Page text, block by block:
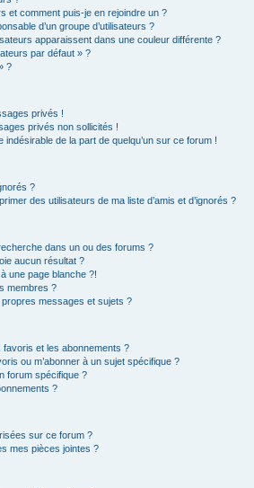
et comment puis-je en rejoindre un ?
d’un groupe d’utilisateurs ?
apparaissent dans une couleur différente ?
par défaut » ?
?
privés !
privés non sollicités !
indésirable de la part de quelqu’un sur ce forum !
?
des utilisateurs de ma liste d’amis et d’ignorés ?
dans un ou des forums ?
aucun résultat ?
une page blanche ?!
membres ?
messages et sujets ?
et les abonnements ?
ou m’abonner à un sujet spécifique ?
forum spécifique ?
?
sur ce forum ?
mes pièces jointes ?